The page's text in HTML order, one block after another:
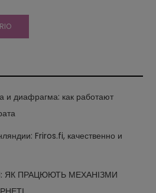
и диафрагма: как работают
Friros.fi, качественно и
ЯК ПРАЦЮЮТЬ МЕХАНІЗМИ